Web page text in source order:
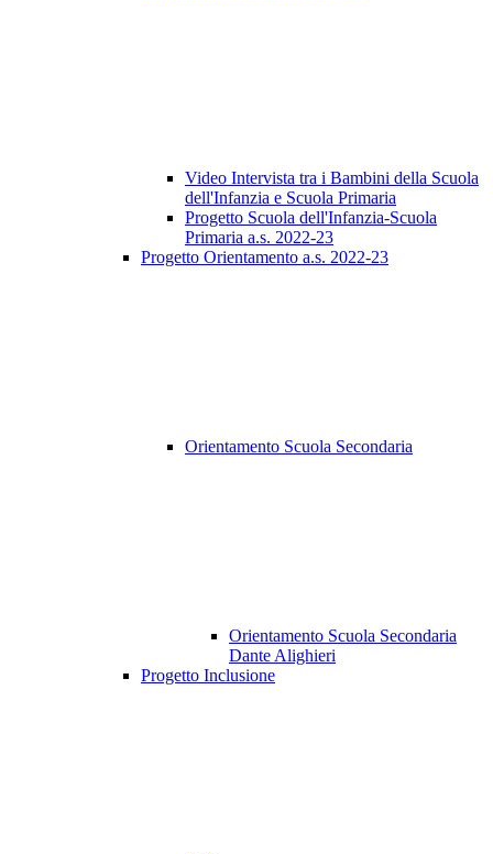
Video Intervista tra i Bambini della Scuola
dell'Infanzia e Scuola Primaria
Progetto Scuola dell'Infanzia-Scuola
Primaria a.s. 2022-23
Progetto Orientamento a.s. 2022-23
Orientamento Scuola Secondaria
Orientamento Scuola Secondaria
Dante Alighieri
Progetto Inclusione